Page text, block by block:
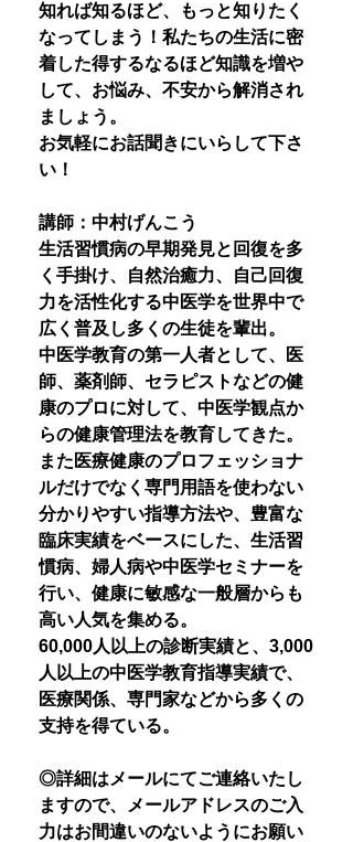
知れば知るほど、もっと知りたく
なってしまう！私たちの生活に密
着した得するなるほど知識を増や
して、お悩み、不安から解消され
ましょう。
お気軽にお話聞きにいらして下さ
い！
講師：中村げんこう
生活習慣病の早期発見と回復を多
く手掛け、自然治癒力、自己回復
力を活性化する中医学を世界中で
広く普及し多くの生徒を輩出。
中医学教育の第一人者として、医
師、薬剤師、セラピストなどの健
康のプロに対して、中医学観点か
らの健康管理法を教育してきた。
また医療健康のプロフェッショナ
ルだけでなく専門用語を使わない
分かりやすい指導方法や、豊富な
臨床実績をベースにした、生活習
慣病、婦人病や中医学セミナーを
行い、健康に敏感な一般層からも
高い人気を集める。
60,000人以上の診断実績と、3,000
人以上の中医学教育指導実績で、
医療関係、専門家などから多くの
支持を得ている。
◎詳細はメールにてご連絡いたし
ますので、メールアドレスのご入
力はお間違いのないようにお願い